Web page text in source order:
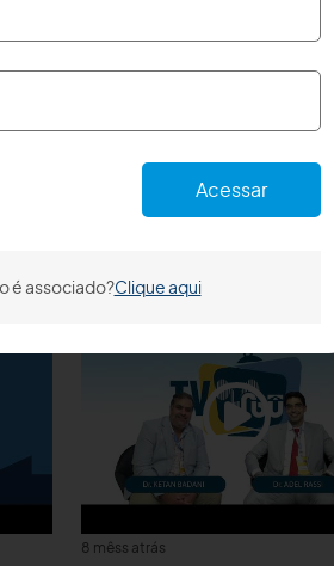
8 mêss atrás
Acessar
é associado?Clique aqui